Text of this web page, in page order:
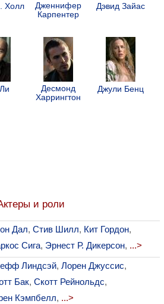
Холл
Дженнифер
Карпентер
Дэвид Зайас
Десмонд
Харрингтон
Джули Бенц
и роли
Дал, Стив Шилл, Кит Гордон,
Сига, Эрнест Р. Дикерсон, ...>
Линдсэй, Лорен Джуссис,
Бак, Скотт Рейнольдс,
Кэмпбелл, ...>